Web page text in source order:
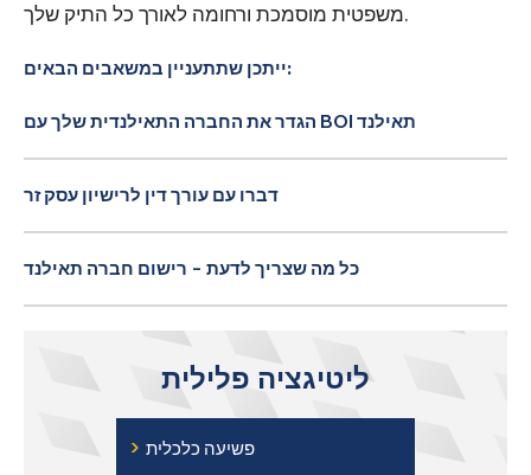
משפטית מוסמכת ורחומה לאורך כל התיק שלך.
ייתכן שתתעניין במשאבים הבאים:
הגדר את החברה התאילנדית שלך עם BOI תאילנד
דברו עם עורך דין לרישיון עסק זר
כל מה שצריך לדעת - רישום חברה תאילנד
ליטיגציה פלילית
› פשיעה כלכלית